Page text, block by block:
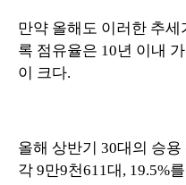
만약 올해도 이러한 추
록 점유율은 10년 이내
이 크다.
올해 상반기 30대의 승
각 9만9천611대, 19.5%